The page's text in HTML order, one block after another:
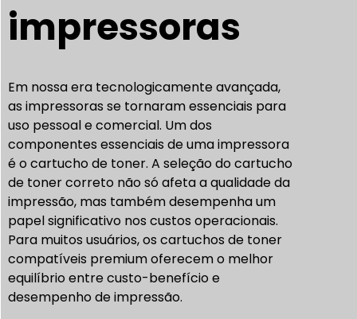
impressoras
Em nossa era tecnologicamente avançada,
as impressoras se tornaram essenciais para
uso pessoal e comercial. Um dos
componentes essenciais de uma impressora
é o cartucho de toner. A seleção do cartucho
de toner correto não só afeta a qualidade da
impressão, mas também desempenha um
papel significativo nos custos operacionais.
Para muitos usuários, os cartuchos de toner
compatíveis premium oferecem o melhor
equilíbrio entre custo-benefício e
desempenho de impressão.